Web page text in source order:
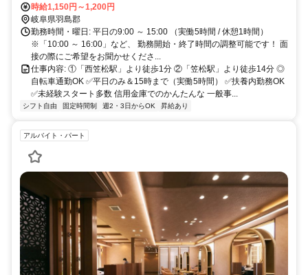
自転車通勤OK
時給1,150円～1,200円
岐阜県羽島郡
勤務時間・曜日: 平日の9:00 ～ 15:00 （実働5時間 / 休憩1時間）
※「10:00 ～ 16:00」など、 勤務開始・終了時間の調整可能です！ 面
接の際にご希望をお聞かせくださ...
仕事内容: ①「西笠松駅」より徒歩1分 ②「笠松駅」より徒歩14分 ◎
自転車通勤OK ✅平日のみ＆15時まで（実働5時間） ✅扶養内勤務OK
✅未経験スタート多数 信用金庫でのかんたんな 一般事...
シフト自由 固定時間制 週2・3日からOK 昇給あり
アルバイト・パート